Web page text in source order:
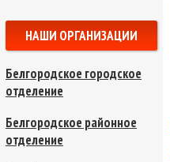
НАШИ ОРГАНИЗАЦИИ
Белгородское городское
отделение
Белгородское районное
отделение